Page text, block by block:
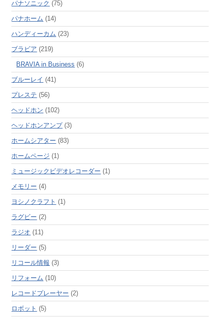
パナソニック (75)
パナホーム (14)
ハンディーカム (23)
ブラビア (219)
BRAVIA in Business (6)
ブルーレイ (41)
プレステ (56)
ヘッドホン (102)
ヘッドホンアンプ(3)
ホームシアター (83)
ホームページ (1)
ミュージックビデオレコーダー (1)
メモリー (4)
ヨシノクラフト (1)
ラグビー (2)
ラジオ (11)
リーダー (5)
リコール情報 (3)
リフォーム (10)
レコードプレーヤー (2)
ロボット (5)